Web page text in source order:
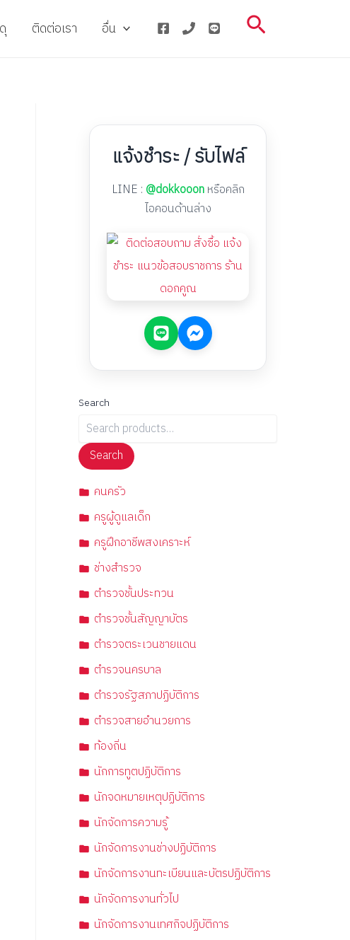
ติดต่อเรา อื่น Search
แจ้งชำระ / รับไฟล์
LINE : @dokkooonหรือคลิก
ไอคอนด้านล่าง
Search
Search
คนครัว
ครูผู้ดูแลเด็ก
ครูฝึกอาชีพสงเคราะห์
ช่างสำรวจ
ตำรวจชั้นประทวน
ตำรวจชั้นสัญญาบัตร
ตำรวจตระเวนชายแดน
ตำรวจนครบาล
ตำรวจรัฐสภาปฏิบัติการ
ตำรวจสายอำนวยการ
ท้องถิ่น
นักการทูตปฏิบัติการ
นักจดหมายเหตุปฏิบัติการ
นักจัดการความรู้
นักจัดการงานช่างปฏิบัติการ
นักจัดการงานทะเบียนและบัตรปฏิบัติการ
นักจัดการงานทั่วไป
นักจัดการงานเทศกิจปฏิบัติการ